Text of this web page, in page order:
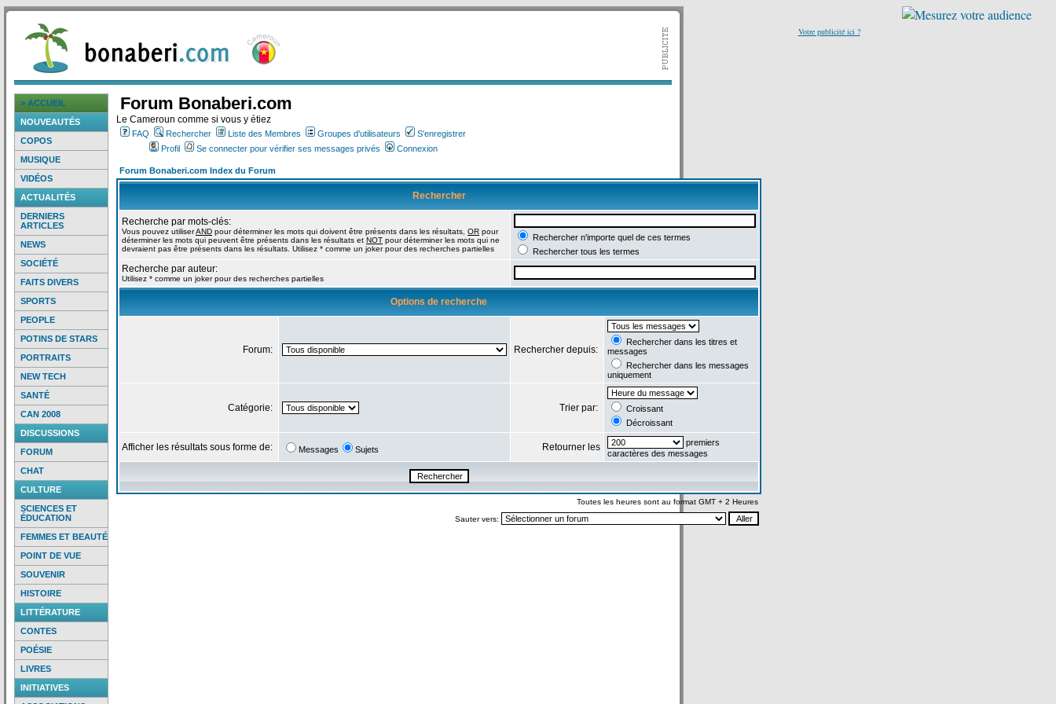
> ACCUEIL
NOUVEAUTÉS
COPOS
MUSIQUE
VIDÉOS
ACTUALITÉS
DERNIERS
ARTICLES
NEWS
SOCIÉTÉ
FAITS DIVERS
SPORTS
PEOPLE
POTINS DE STARS
PORTRAITS
NEW TECH
SANTÉ
CAN 2008
DISCUSSIONS
FORUM
CHAT
CULTURE
SCIENCES ET
ÉDUCATION
FEMMES ET BEAUTÉ
POINT DE VUE
SOUVENIR
HISTOIRE
LITTÉRATURE
CONTES
POÉSIE
LIVRES
INITIATIVES
Forum Bonaberi.com
Le Cameroun comme si vous y étiez
FAQ Rechercher Liste des Membres Groupes d'utilisateurs
S'enregistrer
Profil
Se connecter pour vérifier ses messages privés Connexion
Forum Bonaberi.com Index du Forum
Rechercher
Recherche par mots-clés:
Vous pouvez utiliserAND pour déterminer les mots qui doivent être présents dans les résultats, OR pour
déterminer les mots qui peuvent être présents dans les résultats et NOT pour déterminer les mots qui ne
devraient pas être présents dans les résultats. Utilisez * comme un joker pour des recherches partielles
Rechercher n'importe quel de ces termes
Rechercher tous les termes
Recherche par auteur:
Utilisez * comme un joker pour des recherches partielles
Options de recherche
Forum: Rechercher depuis:
Rechercher dans les titres et
messages
Rechercher dans les messages
uniquement
Catégorie: Trier par:
Croissant
Décroissant
Afficher les résultats sous forme de: Messages Sujets Retourner les
premiers
caractères des messages
Toutes les heures sont au format GMT + 2 Heures
Sauter vers:
Votre publicité ici ?